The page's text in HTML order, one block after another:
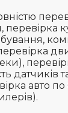
перевірка
датчиків
авто